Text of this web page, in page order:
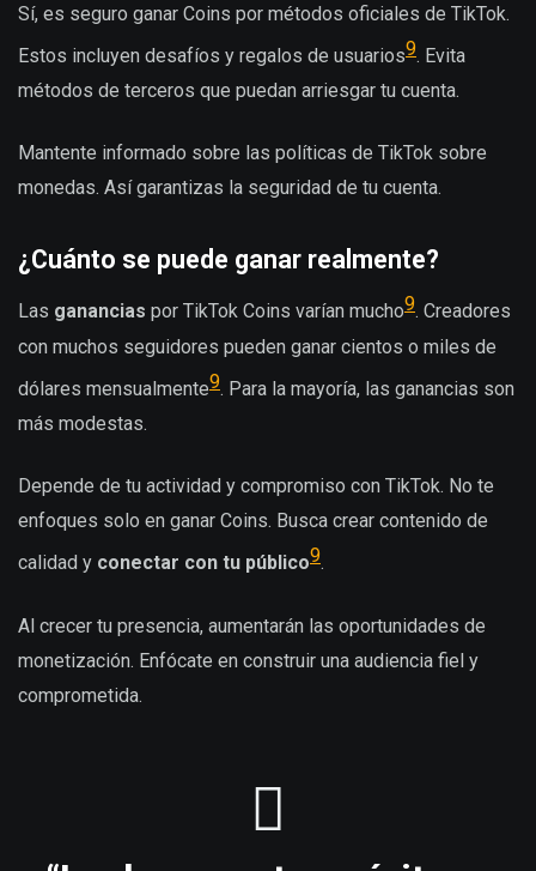
Sí, es seguro ganar Coins por métodos oficiales de TikTok.
Estos incluyen desafíos y regalos de usuarios9. Evita
métodos de terceros que puedan arriesgar tu cuenta.
Mantente informado sobre las políticas de TikTok sobre
monedas. Así garantizas la seguridad de tu cuenta.
¿Cuánto se puede ganar realmente?
Las ganancias por TikTok Coins varían mucho9. Creadores
con muchos seguidores pueden ganar cientos o miles de
dólares mensualmente9. Para la mayoría, las ganancias son
más modestas.
Depende de tu actividad y compromiso con TikTok. No te
enfoques solo en ganar Coins. Busca crear contenido de
calidad y conectar con tu público9.
Al crecer tu presencia, aumentarán las oportunidades de
monetización. Enfócate en construir una audiencia fiel y
comprometida.